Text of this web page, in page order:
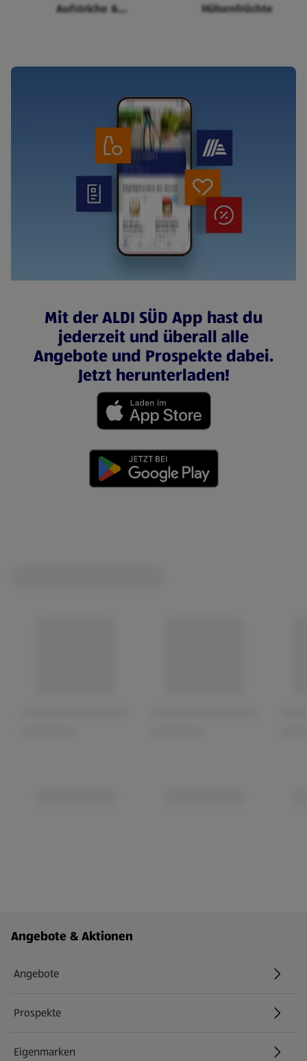
Aufstriche &
Hülsenfrüchte
Mit der ALDI SÜD App hast du
jederzeit und überall alle
Angebote und Prospekte dabei.
Jetzt herunterladen!
Fußzeilenmenü - weitere Links
Angebote & Aktionen
Angebote
Prospekte
Eigenmarken